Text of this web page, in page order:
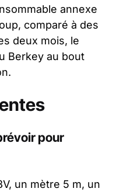
annexe
comparé à des
deux mois, le
Berkey au bout
pour
un mètre 5 m, un